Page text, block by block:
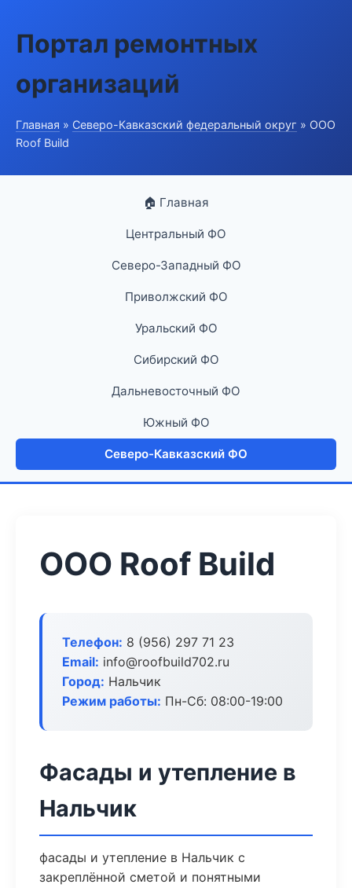
Портал ремонтных
организаций
Главная » Северо-Кавказский федеральный округ » ООО
Roof Build
🏠 Главная
Центральный ФО
Северо-Западный ФО
Приволжский ФО
Уральский ФО
Сибирский ФО
Дальневосточный ФО
Южный ФО
Северо-Кавказский ФО
ООО Roof Build
Телефон: 8 (956) 297 71 23
Email: info@roofbuild702.ru
Город: Нальчик
Режим работы: Пн-Сб: 08:00-19:00
Фасады и утепление в
Нальчик
фасады и утепление в Нальчик с
закреплённой сметой и понятными